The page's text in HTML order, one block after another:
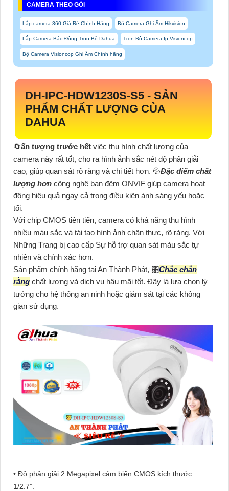
CAMERA THEO GÓI
Lắp camera 360 Giá Rẻ Chính Hãng Bộ Camera Ghi Âm Hikvision
Lắp Camera Báo Động Trọn Bộ Dahua Trọn Bộ Camera Ip Visioncop
Bộ Camera Visioncop Ghi Âm Chính hãng
DH-IPC-HDW1230S-S5 - SẢN
PHẨM CHẤT LƯỢNG CỦA
DAHUA
🔄ấn tượng trước hết việc thu hình chất lượng của
camera này rất tốt, cho ra hình ảnh sắc nét độ phân giải
cao, giúp quan sát rõ ràng và chi tiết hơn. 💦Đặc điểm chất
lượng hơn công nghệ ban đêm ONVIF giúp camera hoạt
động hiệu quả ngay cả trong điều kiện ánh sáng yếu hoặc
tối.
Với chip CMOS tiên tiến, camera có khả năng thu hình
nhiều màu sắc và tái tạo hình ảnh chân thực, rõ ràng. Với
Những Trang bị cao cấp Sự hỗ trợ quan sát màu sắc tự
nhiên và chính xác hơn.
Sản phẩm chính hãng tại An Thành Phát, 🎛Chắc chắn
rằng chất lượng và dịch vụ hậu mãi tốt. Đây là lựa chọn lý
tưởng cho hệ thống an ninh hoặc giám sát tại các không
gian sử dụng.
• Độ phân giải 2 Megapixel cảm biến CMOS kích thước
1/2.7”.